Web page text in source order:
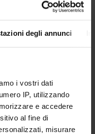
degli annunci
i vostri dati
IP, utilizzando
e accedere
al fine di
misurare